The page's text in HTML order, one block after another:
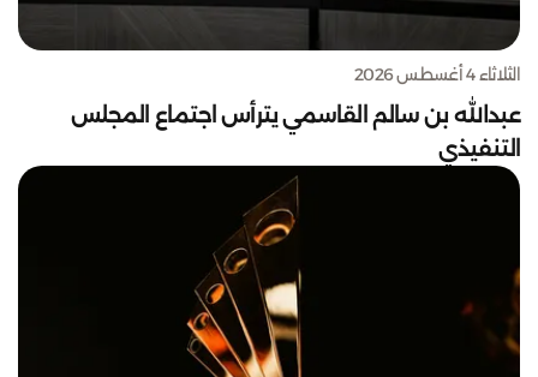
الثلاثاء 4 أغسطس 2026
عبدالله بن سالم القاسمي يترأس اجتماع المجلس
التنفيذي